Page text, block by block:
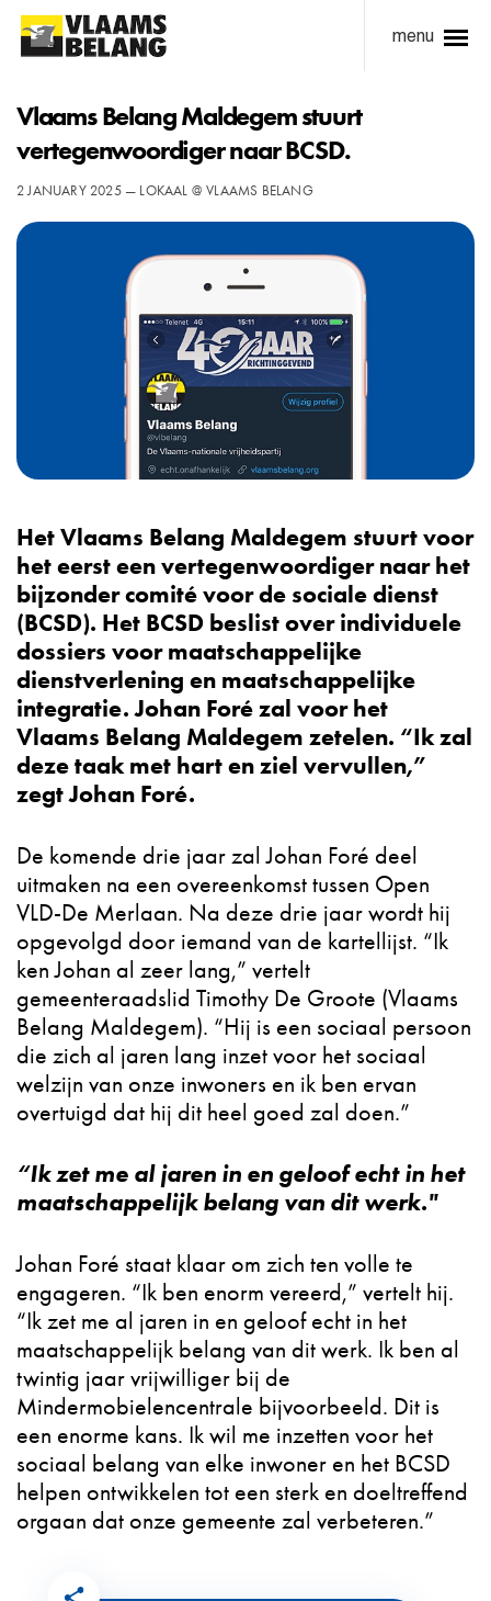
menu
Vlaams Belang Maldegem stuurt
vertegenwoordiger naar BCSD.
2 JANUARY 2025 — LOKAAL @ VLAAMS BELANG
Het Vlaams Belang Maldegem stuurt voor
het eerst een vertegenwoordiger naar het
bijzonder comité voor de sociale dienst
(BCSD). Het BCSD beslist over individuele
dossiers voor maatschappelijke
dienstverlening en maatschappelijke
integratie. Johan Foré zal voor het
Vlaams Belang Maldegem zetelen. “Ik zal
deze taak met hart en ziel vervullen,”
zegt Johan Foré.
De komende drie jaar zal Johan Foré deel
uitmaken na een overeenkomst tussen Open
VLD-De Merlaan. Na deze drie jaar wordt hij
opgevolgd door iemand van de kartellijst. “Ik
ken Johan al zeer lang,” vertelt
gemeenteraadslid Timothy De Groote (Vlaams
Belang Maldegem). “Hij is een sociaal persoon
die zich al jaren lang inzet voor het sociaal
welzijn van onze inwoners en ik ben ervan
overtuigd dat hij dit heel goed zal doen.”
“Ik zet me al jaren in en geloof echt in het
maatschappelijk belang van dit werk."
Johan Foré staat klaar om zich ten volle te
engageren. “Ik ben enorm vereerd,” vertelt hij.
“Ik zet me al jaren in en geloof echt in het
maatschappelijk belang van dit werk. Ik ben al
twintig jaar vrijwilliger bij de
Mindermobielencentrale bijvoorbeeld. Dit is
een enorme kans. Ik wil me inzetten voor het
sociaal belang van elke inwoner en het BCSD
helpen ontwikkelen tot een sterk en doeltreffend
orgaan dat onze gemeente zal verbeteren.”